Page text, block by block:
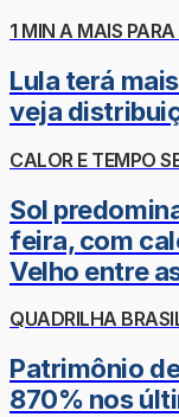
1 MIN A MAIS
Lula terá
veja
CALOR E TEMPO
Sol
feira, com
Velho entre
QUADRILHA
Patrimônio
870% nos